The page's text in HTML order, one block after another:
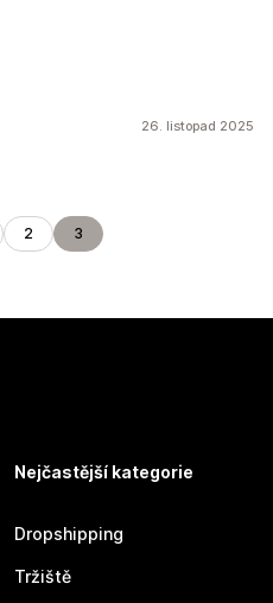
26. listopad 2025
2 3
Nejčastější kategorie
Dropshipping
Tržiště